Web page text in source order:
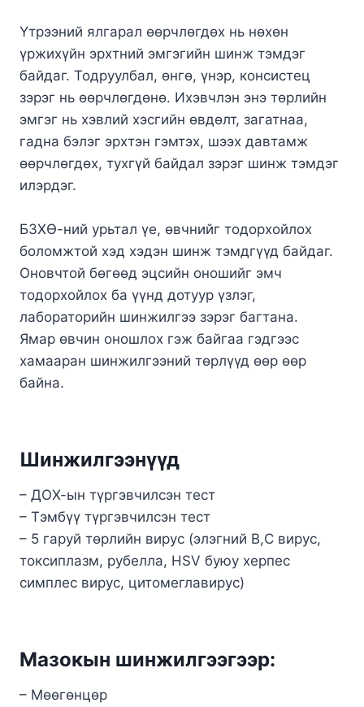
Үтрээний ялгарал өөрчлөгдөх нь нөхөн
үржихүйн эрхтний эмгэгийн шинж тэмдэг
байдаг. Тодруулбал, өнгө, үнэр, консистец
зэрэг нь өөрчлөгдөнө. Ихэвчлэн энэ төрлийн
эмгэг нь хэвлий хэсгийн өвдөлт, загатнаа,
гадна бэлэг эрхтэн гэмтэх, шээх давтамж
өөрчлөгдөх, тухгүй байдал зэрэг шинж тэмдэг
илэрдэг.
БЗХӨ-ний урьтал үе, өвчнийг тодорхойлох
боломжтой хэд хэдэн шинж тэмдгүүд байдаг.
Оновчтой бөгөөд эцсийн оношийг эмч
тодорхойлох ба үүнд дотуур үзлэг,
лабораторийн шинжилгээ зэрэг багтана.
Ямар өвчин оношлох гэж байгаа гэдгээс
хамааран шинжилгээний төрлүүд өөр өөр
байна.
Шинжилгээнүүд
– ДОХ-ын түргэвчилсэн тест
– Тэмбүү түргэвчилсэн тест
– 5 гаруй төрлийн вирус (элэгний В,С вирус,
токсиплазм, рубелла, HSV буюу херпес
симплес вирус, цитомеглавирус)
Мазокын шинжилгээгээр:
– Мөөгөнцөр